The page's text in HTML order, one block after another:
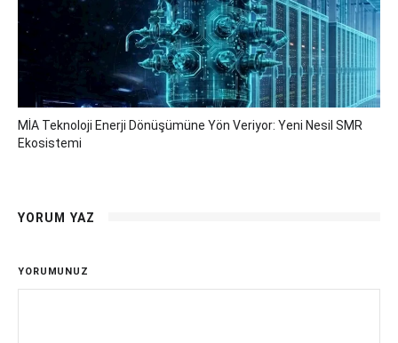
MİA Teknoloji Enerji Dönüşümüne Yön Veriyor: Yeni Nesil SMR
Ekosistemi
YORUM YAZ
YORUMUNUZ